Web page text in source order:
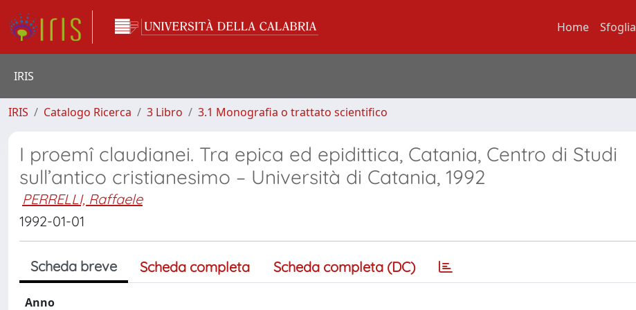
Home Sfoglia
IRIS
IRIS Catalogo Ricerca 3 Libro 3.1 Monografia o trattato scientifico
I proemî claudianei. Tra epica ed epidittica, Catania, Centro di Studi
sull’antico cristianesimo – Università di Catania, 1992
PERRELLI, Raffaele
1992-01-01
Scheda breve Scheda completa Scheda completa (DC)
Anno